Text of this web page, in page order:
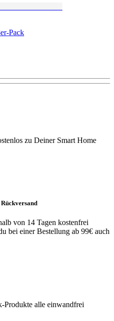
Pack
zu Deiner Smart Home
von 14 Tagen kostenfrei
bei einer Bestellung ab 99€ auch
Produkte alle einwandfrei